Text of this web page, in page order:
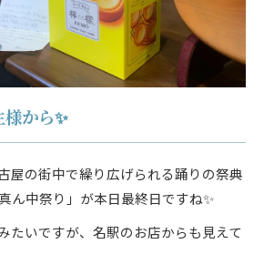
から✨
屋の街中で繰り広げられる踊りの祭典
ん中祭り」が本日最終日ですね✨
たいですが、名駅のお店からも見えて